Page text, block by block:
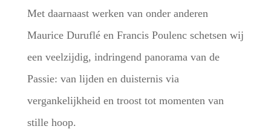
Met daarnaast werken van onder anderen
Maurice Duruflé en Francis Poulenc schetsen wij
een veelzijdig, indringend panorama van de
Passie: van lijden en duisternis via
vergankelijkheid en troost tot momenten van
stille hoop.